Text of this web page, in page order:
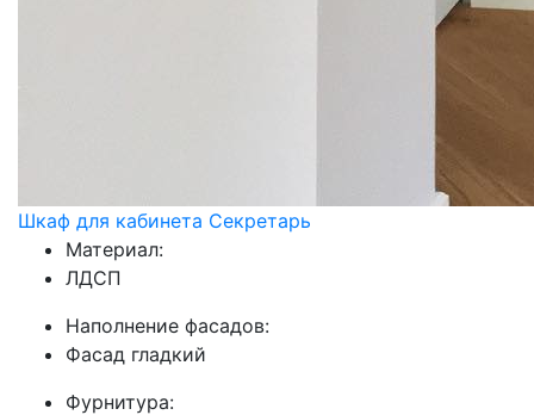
Шкаф для кабинета Секретарь
Материал:
ЛДСП
Наполнение фасадов:
Фасад гладкий
Фурнитура: